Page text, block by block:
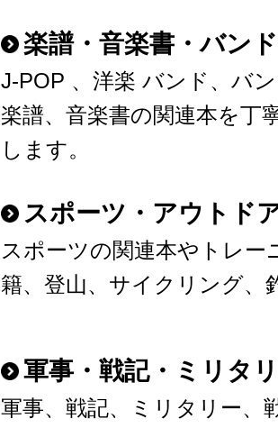
楽譜・音楽書・バン
J-POP 、洋楽 バンド、バ
楽譜、音楽書の関連本を丁
します。
スポーツ・アウトド
スポーツの関連本やトレー
籍、登山、サイクリング、
軍事・戦記・ミリタ
軍事、戦記、ミリタリー、